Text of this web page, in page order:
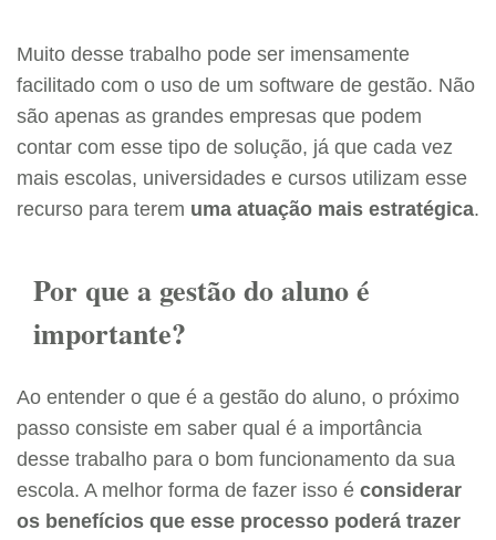
Muito desse trabalho pode ser imensamente
facilitado com o uso de um software de gestão. Não
são apenas as grandes empresas que podem
contar com esse tipo de solução, já que cada vez
mais escolas, universidades e cursos utilizam esse
recurso para terem uma atuação mais estratégica.
Por que a gestão do aluno é
importante?
Ao entender o que é a gestão do aluno, o próximo
passo consiste em saber qual é a importância
desse trabalho para o bom funcionamento da sua
escola. A melhor forma de fazer isso é considerar
os benefícios que esse processo poderá trazer